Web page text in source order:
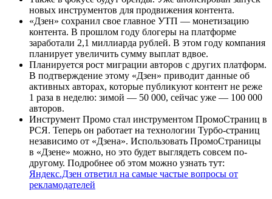
новых инструментов для продвижения контента.
«Дзен» сохранил свое главное УТП — монетизацию
контента. В прошлом году блогеры на платформе
заработали 2,1 миллиарда рублей. В этом году компания
планирует увеличить сумму выплат вдвое.
Планируется рост миграции авторов с других платформ.
В подтверждение этому «Дзен» приводит данные об
активных авторах, которые публикуют контент не реже
1 раза в неделю: зимой — 50 000, сейчас уже — 100 000
авторов.
Инструмент Промо стал инструментом ПромоСтраниц в
РСЯ. Теперь он работает на технологии Турбо-страниц
независимо от «Дзена». Использовать ПромоСтраницы
в «Дзене» можно, но это будет выглядеть совсем по-
другому. Подробнее об этом можно узнать тут:
Яндекс.Дзен ответил на самые частые вопросы от
рекламодателей